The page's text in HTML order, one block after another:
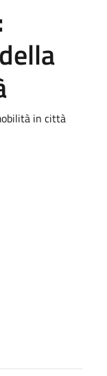
in città